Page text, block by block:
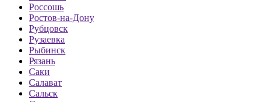
Россошь
Ростов-на-Дону
Рубцовск
Рузаевка
Рыбинск
Рязань
Саки
Салават
Сальск